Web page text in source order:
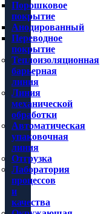
Порошковое
покрытие
Анодированный
Переводное
покрытие
Теплоизоляционная
барьерная
линия
Линия
механической
обработки
Автоматическая
упаковочная
линия
Отгрузка
Лаборатория
процессов
и
качества